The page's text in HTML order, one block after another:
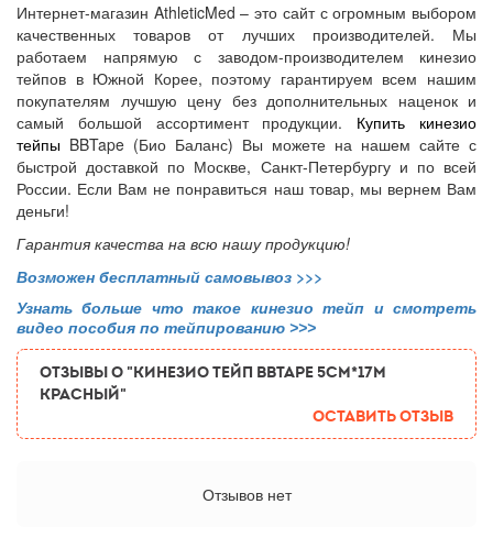
Интернет-магазин AthleticMed – это сайт с огромным выбором
качественных товаров от лучших производителей. Мы
работаем напрямую с заводом-производителем кинезио
тейпов в Южной Корее, поэтому гарантируем всем нашим
покупателям лучшую цену без дополнительных наценок и
самый большой ассортимент продукции. Купить кинезио
тейпы BBTape (Био Баланс) Вы можете на нашем сайте с
быстрой доставкой по Москве, Санкт-Петербургу и по всей
России. Если Вам не понравиться наш товар, мы вернем Вам
деньги!
Гарантия качества на всю нашу продукцию!
Возможен бесплатный самовывоз >>>
Узнать больше что такое кинезио тейп и смотреть
видео пособия по тейпированию >>>
ОТЗЫВЫ О "Кинезио тейп BBTape 5см*17м
красный"
Оставить отзыв
Отзывов нет